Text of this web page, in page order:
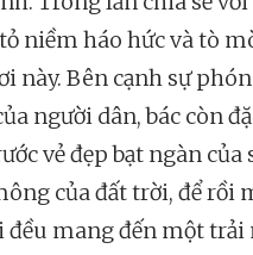
tỏ niềm háo hức và tò
này. Bên cạnh sự
người dân, bác còn
vẻ đẹp bạt ngàn của
của đất trời, để rồi
đều mang đến một